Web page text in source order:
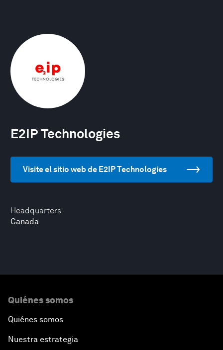
Headquarters
Canada
E2IP Technologies
Visite el sitio web de E2IP Technologies
Quiénes somos
Quiénes somos
Nuestra estrategia